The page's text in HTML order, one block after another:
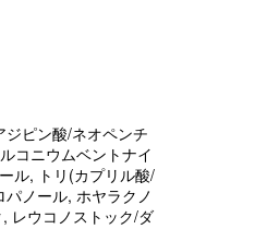
ピン酸/ネオペンチ
コニウムベントナイ
ル, トリ(カプリル酸/
ノール, ホヤラクノ
レウコノストック/ダ